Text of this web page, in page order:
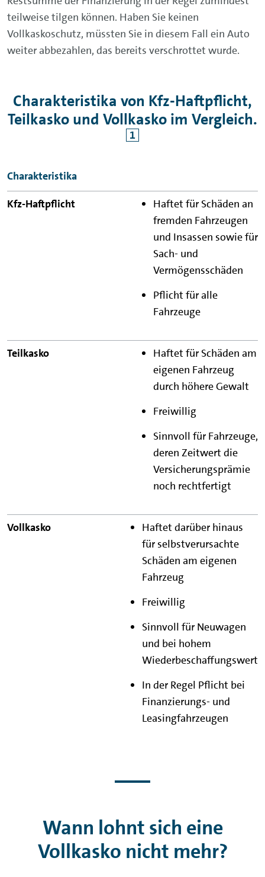
teilweise tilgen können. Haben Sie keinen
Vollkaskoschutz, müssten Sie in diesem Fall ein Auto
weiter abbezahlen, das bereits verschrottet wurde.
Charakteristika von Kfz-Haftpflicht,
Teilkasko und Vollkasko im Vergleich.
1
Versicherungsart
Kfz-
Charakteristika
Haftet für Schäden an
fremden Fahrzeugen
und Insassen sowie für
Sach- und
Vermögensschäden
Pflicht für alle
Fahrzeuge
Haftet für Schäden am
eigenen Fahrzeug
durch höhere Gewalt
Freiwillig
Sinnvoll für Fahrzeuge,
deren Zeitwert die
Versicherungsprämie
noch rechtfertigt
Haftet darüber hinaus
für selbstverursachte
Schäden am eigenen
Fahrzeug
Freiwillig
Sinnvoll für Neuwagen
und bei hohem
Wiederbeschaffungswert
In der Regel Pflicht bei
Finanzierungs- und
Leasingfahrzeugen
Wann lohnt sich eine
Vollkasko nicht mehr?